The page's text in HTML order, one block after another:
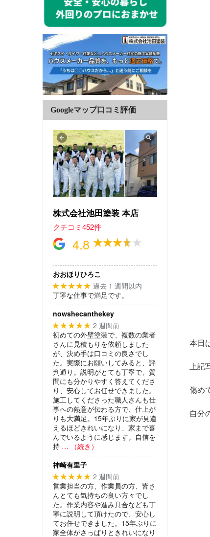
本日
上記
傷め
自分
Googleマップ口コミ評価
株式会社池田塗装 本店
クチコミ452件
4.8
おおほりひろこ
★★★★★ 過去 1 週間以内
丁寧な仕事で満足です。
nowshecanthekey
★★★★★ 2 週間前
初めての外壁塗装で、複数の業者
さんに見積もりを依頼しました
が、決め手は口コミの良さでし
た。実際にお願いしてみると、評
判通り。説明がとても丁寧で、質
問にも分かりやすく答えてくださ
り、安心してお任せできました。
施工してくださった職人さんも仕
事への熱意が伝わる方で、仕上が
りも大満足。15年ぶりに家が見違
えるほどきれいになり、家まで喜
んでいるように感じます。自信を
持 … （続き）
神崎有里子
★★★★★ 2 週間前
営業担当の方、作業員の方、皆さ
んとても気持ちの良い方々でし
た。作業内容や進み具合なども丁
寧に説明して頂けたので、安心し
てお任せできました。15年ぶりに
家全体がさっぱりときれいになり